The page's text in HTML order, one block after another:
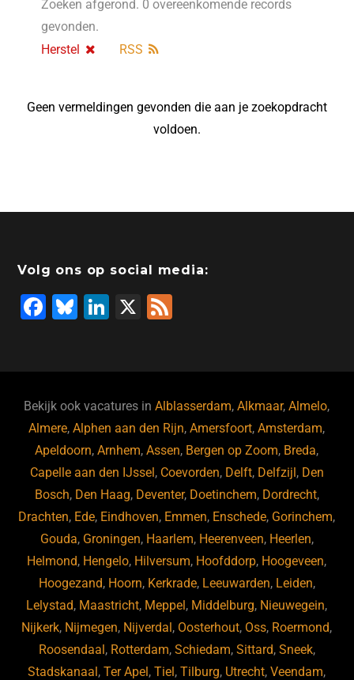
Zoeken afgerond. 0 overeenkomende records
gevonden.
Herstel
RSS
Geen vermeldingen gevonden die aan je zoekopdracht
voldoen.
Volg ons op social media:
F
b
o
o
k
Bl
ky
Li
dI
n
X
Bekijk ook vacatures inAlblasserdam,Alkmaar,Almelo,
Almere,Alphen aan den Rijn,Amersfoort,Amsterdam,
Apeldoorn,Arnhem,Assen, Bergen op Zoom, Breda,
Capelle aan den IJssel , Coevorden, Delft, Delfzijl , Den
Bosch, Den Haag, Deventer, Doetinchem, Dordrecht,
Drachten, Ede, Eindhoven, Emmen, Enschede, Gorinchem,
Gouda, Groningen, Haarlem, Heerenveen, Heerlen,
Helmond, Hengelo, Hilversum, Hoofddorp, Hoogeveen,
Hoogezand, Hoorn, Kerkrade, Leeuwarden, Leiden,
Lelystad, Maastricht, Meppel , Middelburg, Nieuwegein,
Nijkerk, Nijmegen, Nijverdal , Oosterhout, Oss, Roermond,
Roosendaal , Rotterdam, Schiedam, Sittard, Sneek,
Stadskanaal ,Ter Apel ,Tiel ,Tilburg, Utrecht,Veendam,